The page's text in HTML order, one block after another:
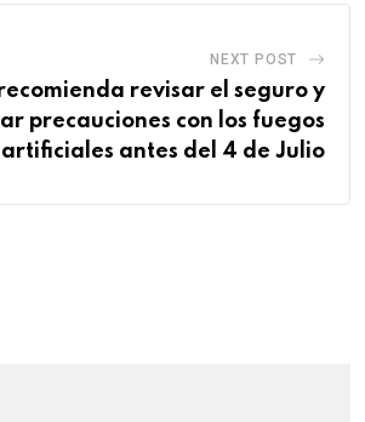
NEXT POST
revisar el seguro y
precauciones con los fuegos
artificiales antes del 4 de Julio